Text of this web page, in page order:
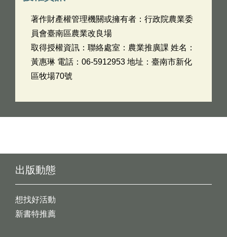
著作財產權管理機關或擁有者：行政院農業委
員會臺南區農業改良場
取得授權資訊：聯絡處室：農業推廣課 姓名：
黃惠琳 電話：06-5912953 地址：臺南市新化
區牧場70號
出版動態
想找好活動
新書特推薦